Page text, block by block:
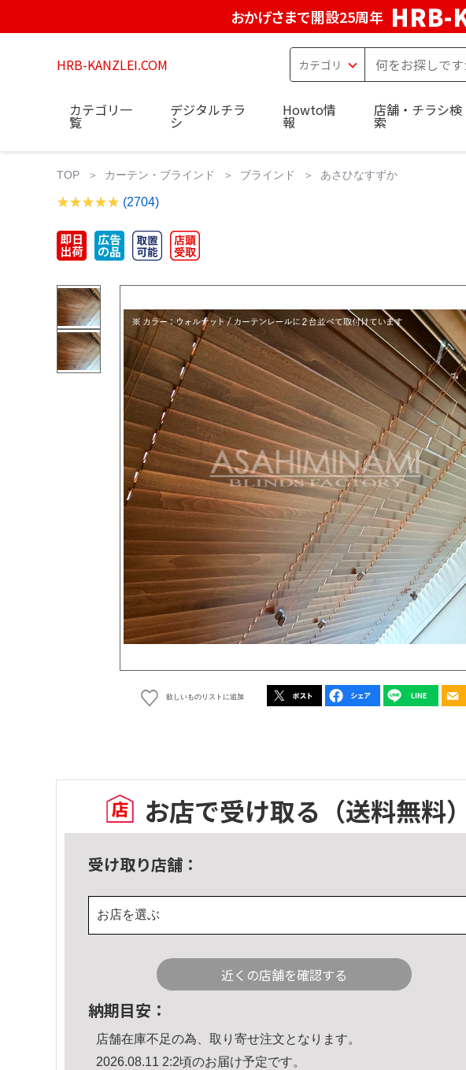
おかげさまで開設25周年 HRB-
HRB-KANZLEI.COM
カテゴリ一
覧
デジタルチラ
シ
Howto情
報
店舗・チラシ検
索
TOP カーテン・ブラインド ブラインド あさひなすずか
(2704)
欲しいものリストに追加
お店で受け取る （送料無料）
受け取り店舗：
お店を選ぶ
近くの店舗を確認する
納期目安：
店舗在庫不足の為、取り寄せ注文となります。
2026.08.11 2:2頃のお届け予定です。